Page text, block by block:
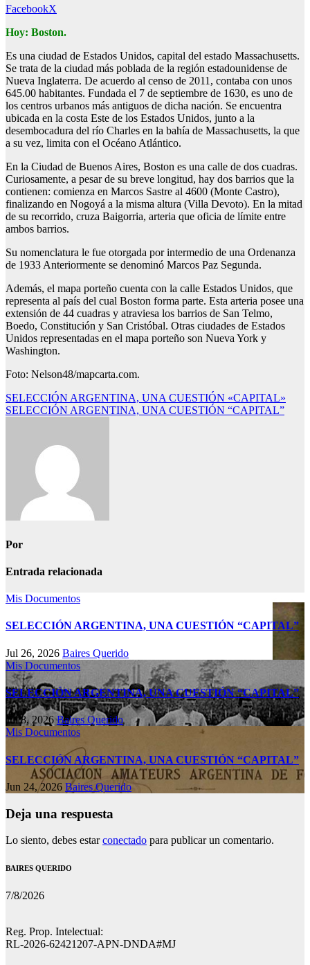
FacebookX
Hoy: Boston.
Es una ciudad de Estados Unidos, capital del estado Massachusetts.
Se trata de la ciudad más poblada de la región estadounidense de
Nueva Inglaterra. De acuerdo al censo de 2011, contaba con unos
645.00 habitantes. Fundada el 7 de septiembre de 1630, es uno de
los centros urbanos más antiguos de dicha nación. Se encuentra
ubicada en la costa Este de los Estados Unidos, junto a la
desembocadura del río Charles en la bahía de Massachusetts, la que
a su vez, limita con el Océano Atlántico.
En la Ciudad de Buenos Aires, Boston es una calle de dos cuadras.
Curiosamente, a pesar de su breve longitud, hay dos barrios que la
contienen: comienza en Marcos Sastre al 4600 (Monte Castro),
finalizando en Nogoyá a la misma altura (Villa Devoto). En la mitad
de su recorrido, cruza Baigorria, arteria que oficia de límite entre
ambos barrios.
Su nomenclatura le fue otorgada por intermedio de una Ordenanza
de 1933 Anteriormente se denominó Marcos Paz Segunda.
Además, el mapa porteño cuenta con la calle Estados Unidos, que
representa al país del cual Boston forma parte. Esta arteria posee una
extensión de 44 cuadras y atraviesa los barrios de San Telmo,
Boedo, Constitución y San Cristóbal. Otras ciudades de Estados
Unidos representadas en el mapa porteño son Nueva York y
Washington.
Foto: Nelson48/mapcarta.com.
Navegación
de
SELECCIÓN ARGENTINA, UNA CUESTIÓN «CAPITAL»
SELECCIÓN ARGENTINA, UNA CUESTIÓN “CAPITAL”
Por
Entrada relacionada
Mis Documentos
SELECCIÓN ARGENTINA, UNA CUESTIÓN “CAPITAL”
Jul 26, 2026 Baires Querido
Mis Documentos
SELECCIÓN ARGENTINA, UNA CUESTIÓN “CAPITAL”
Jul 8, 2026Baires Querido
Mis Documentos
SELECCIÓN ARGENTINA, UNA CUESTIÓN “CAPITAL”
Jun 24, 2026 Baires Querido
Deja una respuesta
Lo siento, debes estarconectado para publicar un comentario.
BAIRES QUERIDO
7/8/2026
Reg. Prop. Intelectual:
RL-2026-62421207-APN-DNDA#MJ